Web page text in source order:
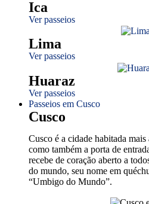
Ica
Ver passeios
Lima
Ver passeios
Huaraz
Ver passeios
Passeios em Cusco
Cusco
Cusco é a cidade habitada
como também a porta de
recebe de coração aberto a
do mundo, seu nome em
“Umbigo do Mundo”.